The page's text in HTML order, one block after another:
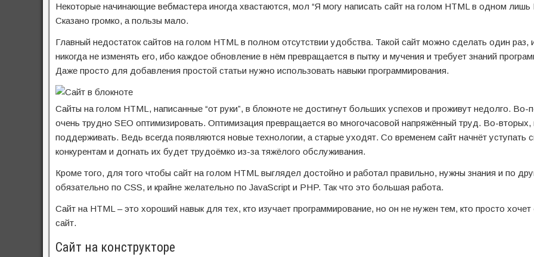
Некоторые начинающие вебмастера иногда хвастаются, мол “Я могу написать сайт на голом HTML в одном лишь
Сказано громко, а пользы мало.
Главный недостаток сайтов на голом HTML в полном отсутствии удобства. Такой сайт можно сделать один раз,
никогда не изменять его, ибо каждое обновление в нём превращается в пытку и мучения и требует знаний
Даже просто для добавления простой статьи нужно использовать навыки программирования.
Сайты на голом HTML, написанные “от руки”, в блокноте не достигнут больших успехов и проживут недолго. Во-
очень трудно SEO оптимизировать. Оптимизация превращается во многочасовой напряжённый труд. Во-
поддерживать. Ведь всегда появляются новые технологии, а старые уходят. Со временем сайт начнёт уступать
конкурентам и догнать их будет трудоёмко из-за тяжёлого обслуживания.
Кроме того, для того чтобы сайт на голом HTML выглядел достойно и работал правильно, нужны знания и по
обязательно по CSS, и крайне желательно по JavaScript и PHP. Так что это большая работа.
Сайт на HTML – это хороший навык для тех, кто изучает программирование, но он не нужен тем, кто просто хочет
сайт.
Сайт на конструкторе